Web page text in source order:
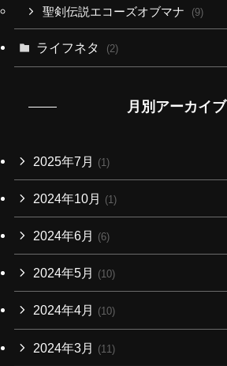
聖剣伝説エコーズオブマナ (9)
ライフネタ (2)
月別アーカイブ
2025年7月 (1)
2024年10月 (1)
2024年6月 (6)
2024年5月 (10)
2024年4月 (10)
2024年3月 (11)